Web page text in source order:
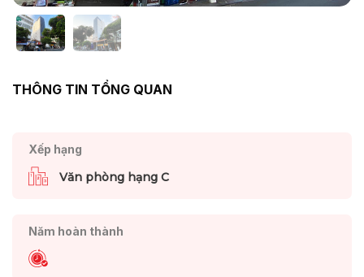
THÔNG TIN TỔNG QUAN
Xếp hạng
Văn phòng hạng C
Năm hoàn thành